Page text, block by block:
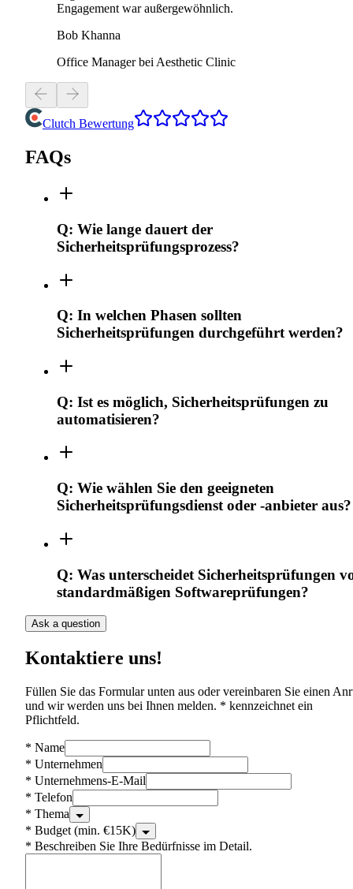
Engagement war außergewöhnlich.
Bob Khanna
Office Manager bei Aesthetic Clinic
Clutch Bewertung
FAQs
Q: Wie lange dauert der
Sicherheitsprüfungsprozess?
Q: In welchen Phasen sollten
Sicherheitsprüfungen durchgeführt werden?
Q: Ist es möglich, Sicherheitsprüfungen zu
automatisieren?
Q: Wie wählen Sie den geeigneten
Sicherheitsprüfungsdienst oder -anbieter aus?
Q: Was unterscheidet Sicherheitsprüfungen
standardmäßigen Softwareprüfungen?
Ask a question
Kontaktiere uns!
Füllen Sie das Formular unten aus oder vereinbaren Sie einen
und wir werden uns bei Ihnen melden. * kennzeichnet ein
Pflichtfeld.
* Name
* Unternehmen
* Unternehmens-E-Mail
* Telefon
* Thema
* Budget (min. €15K)
* Beschreiben Sie Ihre Bedürfnisse im Detail.